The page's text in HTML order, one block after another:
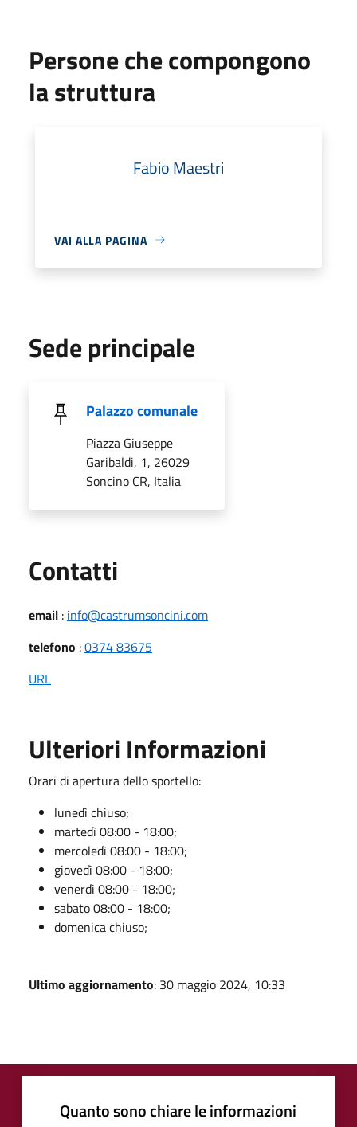
Persone che compongono
la struttura
Fabio Maestri
VAI ALLA PAGINA
Sede principale
Palazzo comunale
Piazza Giuseppe
Garibaldi, 1, 26029
Soncino CR, Italia
Contatti
email : info@castrumsoncini.com
telefono :0374 83675
URL
Ulteriori Informazioni
Orari di apertura dello sportello:
lunedì chiuso;
martedì 08:00 - 18:00;
mercoledì 08:00 - 18:00;
giovedì 08:00 - 18:00;
venerdì 08:00 - 18:00;
sabato 08:00 - 18:00;
domenica chiuso;
Ultimo aggiornamento: 30 maggio 2024, 10:33
Quanto sono chiare le informazioni